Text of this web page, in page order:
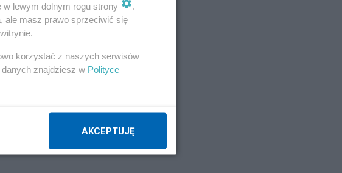
lewym dolnym rogu strony
.
ale masz prawo sprzeciwić się
korzystać z naszych serwisów
znajdziesz w Polityce
AKCEPTUJĘ